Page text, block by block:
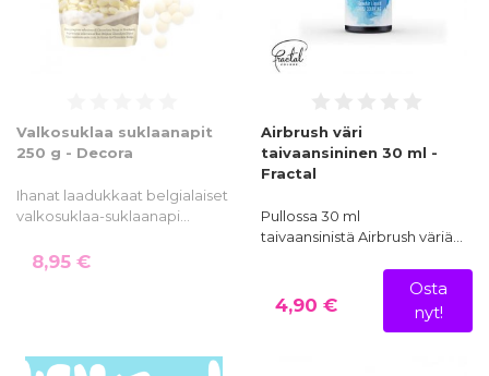
Valkosuklaa suklaanapit
250 g - Decora
Ihanat laadukkaat belgialaiset
valkosuklaa-suklaanapi…
8,95 €
Airbrush väri
taivaansininen 30 ml -
Fractal
Pullossa 30 ml
taivaansinistä Airbrush väriä…
4,90 €
Osta
nyt!